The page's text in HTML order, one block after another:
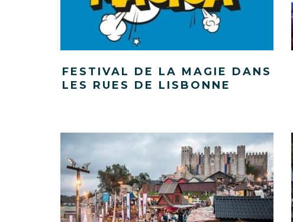
FESTIVAL DE LA MAGIE DANS
LES RUES DE LISBONNE